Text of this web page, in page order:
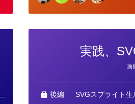
実践、
リ
画
後編 SVGスプライト